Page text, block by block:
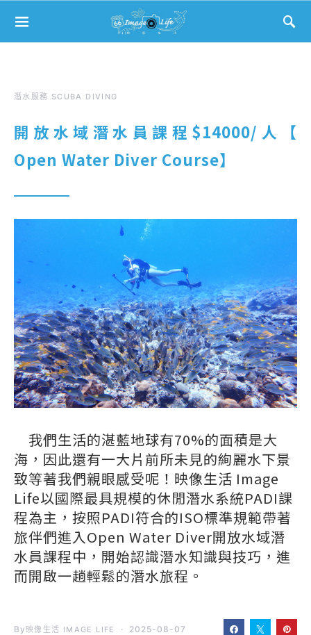
Search for:
潛水服務 SCUBA DIVING
開放水域潛水員課程$14000/人【
Open Water Diver Course】
我們生活的湛藍地球有70%的面積是大
海，因此還有一大片前所未見的絢麗水下景
致等著我們親眼感受呢！映像生活 Image
Life以國際最具規模的休閒潛水系統PADI課
程為主，按照PADI符合的ISO標準規範帶著
旅伴們進入Open Water Diver開放水域潛
水員課程中，開始認識潛水知識與技巧，進
而開啟一趟輕鬆的潛水旅程。
By 映像生活 IMAGE LIFE 2025-08-07